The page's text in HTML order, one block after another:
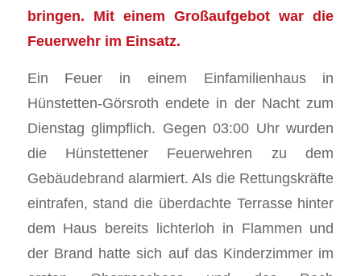
bringen. Mit einem Großaufgebot war die
Feuerwehr im Einsatz.
Ein Feuer in einem Einfamilienhaus in
Hünstetten-Görsroth endete in der Nacht zum
Dienstag glimpflich. Gegen 03:00 Uhr wurden
die Hünstettener Feuerwehren zu dem
Gebäudebrand alarmiert. Als die Rettungskräfte
eintrafen, stand die überdachte Terrasse hinter
dem Haus bereits lichterloh in Flammen und
der Brand hatte sich auf das Kinderzimmer im